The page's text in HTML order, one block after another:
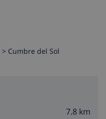
> Cumbre del Sol
7.8 km